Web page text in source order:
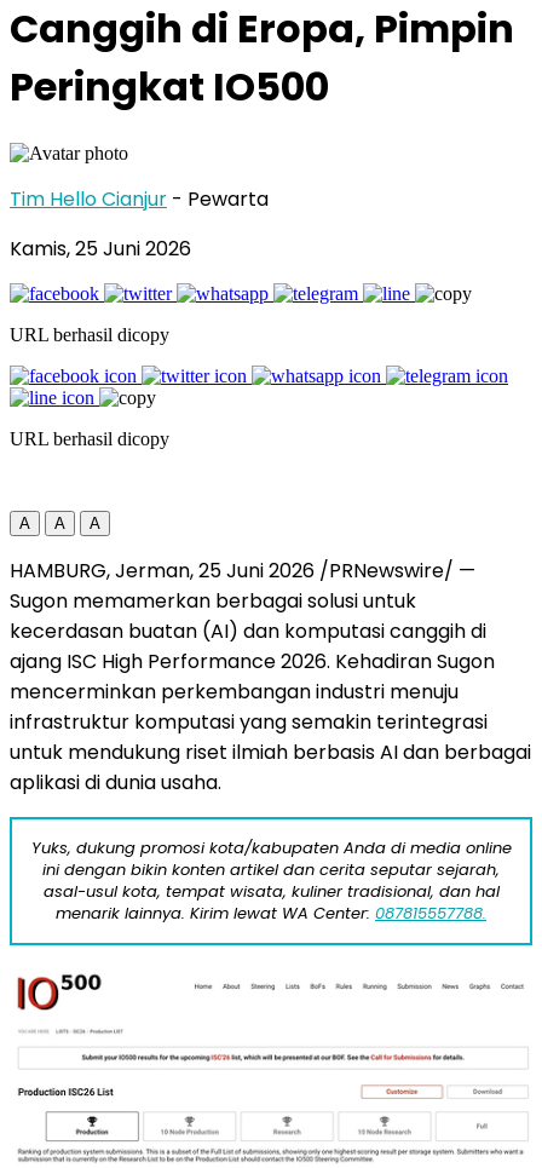
Canggih di Eropa, Pimpin
Peringkat IO500
Tim Hello Cianjur - Pewarta
Kamis, 25 Juni 2026
URL berhasil dicopy
URL berhasil dicopy
A A A
HAMBURG, Jerman, 25 Juni 2026 /PRNewswire/ —
Sugon memamerkan berbagai solusi untuk
kecerdasan buatan (AI) dan komputasi canggih di
ajang ISC High Performance 2026. Kehadiran Sugon
mencerminkan perkembangan industri menuju
infrastruktur komputasi yang semakin terintegrasi
untuk mendukung riset ilmiah berbasis AI dan berbagai
aplikasi di dunia usaha.
Yuks, dukung promosi kota/kabupaten Anda di media online
ini dengan bikin konten artikel dan cerita seputar sejarah,
asal-usul kota, tempat wisata, kuliner tradisional, dan hal
menarik lainnya. Kirim lewat WA Center: 087815557788.